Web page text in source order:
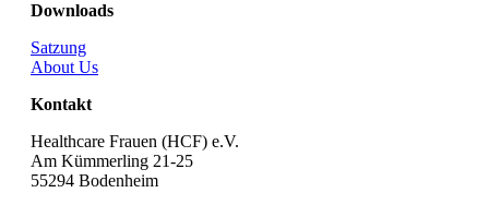
Downloads
Satzung
About Us
Kontakt
Healthcare Frauen (HCF) e.V.
Am Kümmerling 21-25
55294 Bodenheim